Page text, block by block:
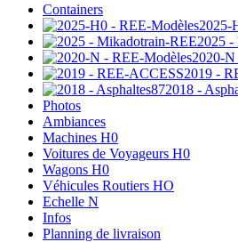
Containers
2025-
2025 -
2020-
2019 -
2018 -
Photos
Ambiances
Machines H0
Voitures de Voyageurs H0
Wagons H0
Véhicules Routiers HO
Echelle N
Infos
Planning de livraison